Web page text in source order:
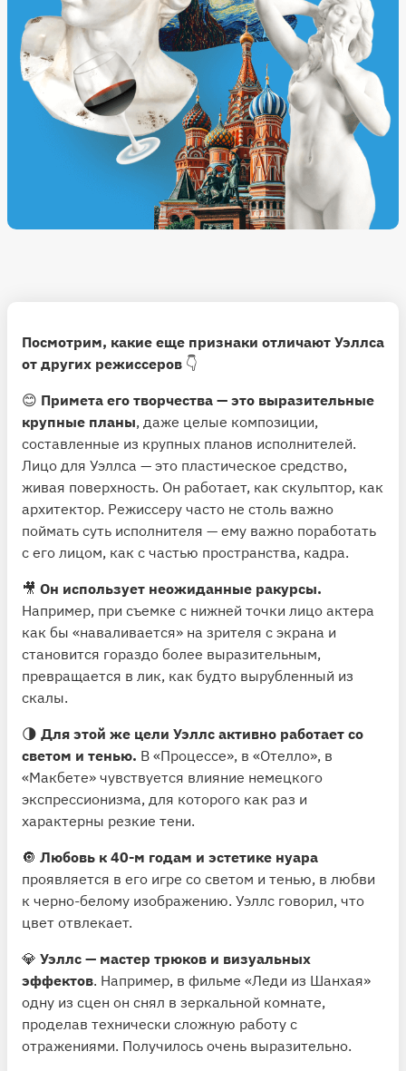
Посмотрим, какие еще признаки отличают Уэллса
от других режиссеров 👇
😊 Примета его творчества — это выразительные
крупные планы, даже целые композиции,
составленные из крупных планов исполнителей.
Лицо для Уэллса — это пластическое средство,
живая поверхность. Он работает, как скульптор, как
архитектор. Режиссеру часто не столь важно
поймать суть исполнителя — ему важно поработать
с его лицом, как с частью пространства, кадра.
🎥 Он использует неожиданные ракурсы.
Например, при съемке с нижней точки лицо актера
как бы «наваливается» на зрителя с экрана и
становится гораздо более выразительным,
превращается в лик, как будто вырубленный из
скалы.
🌗 Для этой же цели Уэллс активно работает со
светом и тенью. В «Процессе», в «Отелло», в
«Макбете» чувствуется влияние немецкого
экспрессионизма, для которого как раз и
характерны резкие тени.
🔘 Любовь к 40-м годам и эстетике нуара
проявляется в его игре со светом и тенью, в любви
к черно-белому изображению. Уэллс говорил, что
цвет отвлекает.
💎 Уэллс — мастер трюков и визуальных
эффектов. Например, в фильме «Леди из Шанхая»
одну из сцен он снял в зеркальной комнате,
проделав технически сложную работу с
отражениями. Получилось очень выразительно.